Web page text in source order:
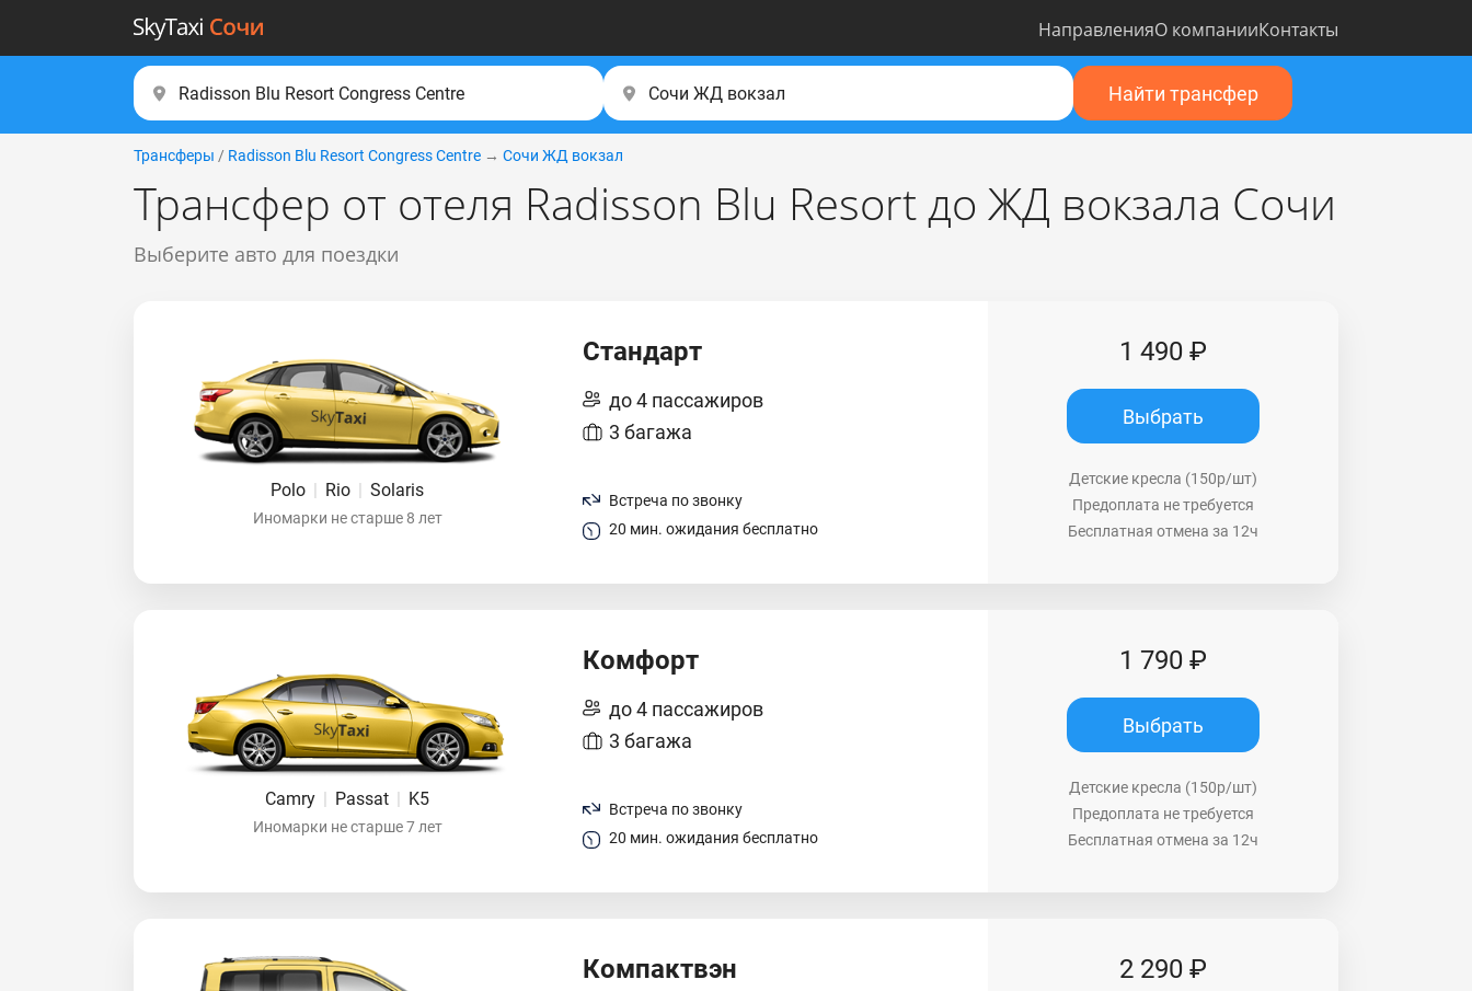
НаправленияО компанииКонтакты
Найти трансфер
Трансферы / Radisson Blu Resort Congress Centre → Сочи ЖД вокзал
Трансфер от отеля Radisson Blu Resort до ЖД вокзала Сочи
Выберите авто для поездки
Polo | Rio | Solaris
Иномарки не старше 8 лет
Стандарт
до 4 пассажиров
3 багажа
Встреча по звонку
20 мин. ожидания бесплатно
1 490 ₽
Выбрать
Детские кресла (150р/шт)
Предоплата не требуется
Бесплатная отмена за 12ч
Camry | Passat | K5
Иномарки не старше 7 лет
Комфорт
до 4 пассажиров
3 багажа
Встреча по звонку
20 мин. ожидания бесплатно
1 790 ₽
Выбрать
Детские кресла (150р/шт)
Предоплата не требуется
Бесплатная отмена за 12ч
Компактвэн 2 290 ₽